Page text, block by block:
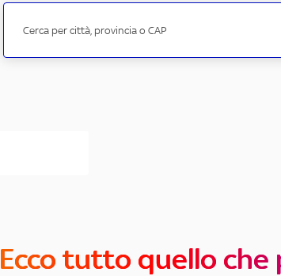
Ecco tutto quello che